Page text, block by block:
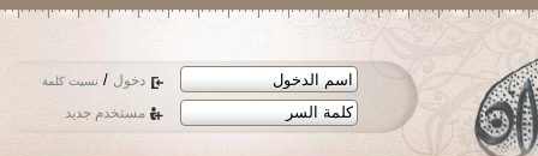
دخول / نسيت كلمة
مستخدم جديد